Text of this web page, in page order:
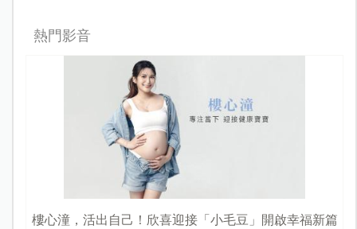
熱門影音
樓心潼，活出自己！欣喜迎接「小毛豆」開啟幸福新篇